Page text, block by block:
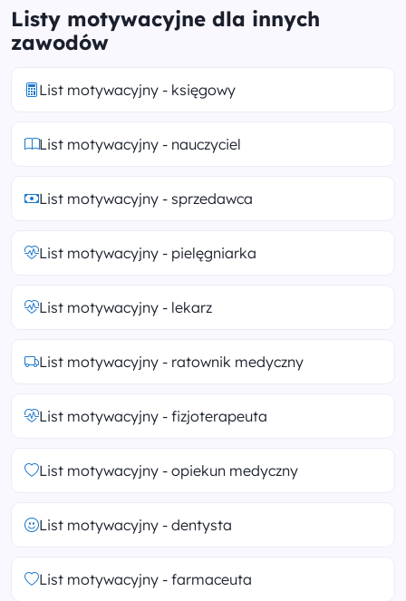
Listy motywacyjne dla innych
zawodów
List motywacyjny - księgowy
List motywacyjny - nauczyciel
List motywacyjny - sprzedawca
List motywacyjny - pielęgniarka
List motywacyjny - lekarz
List motywacyjny - ratownik medyczny
List motywacyjny - fizjoterapeuta
List motywacyjny - opiekun medyczny
List motywacyjny - dentysta
List motywacyjny - farmaceuta